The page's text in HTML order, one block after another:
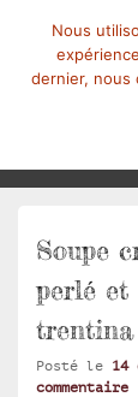
Soupe
perlé et
trentina
Posté le 14
commentaire
Nous
dernier, nous